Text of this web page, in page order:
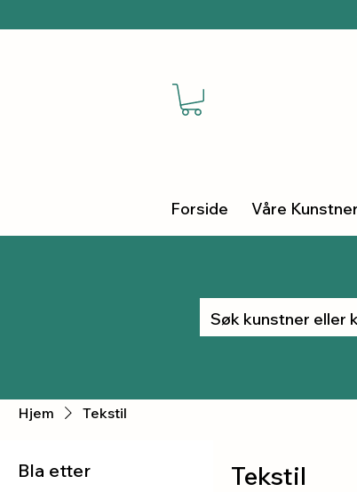
Forside Våre
Hjem Tekstil
Bla etter Tekstil